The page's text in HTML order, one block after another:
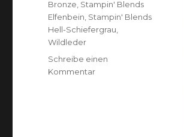
Bronze Stampin' Blends
Elfenbein Stampin' Blends
Hell-Schiefergrau
Wildleder
Schreibe einen
Kommentarzu